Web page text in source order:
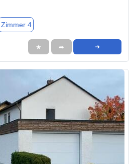
Zimmer 4
★ ➦ ➜